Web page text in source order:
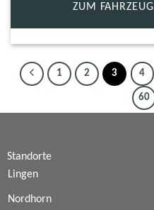
ZUM FAHRZEUG
1 2 3 4
60
Standorte
Lingen
Nordhorn